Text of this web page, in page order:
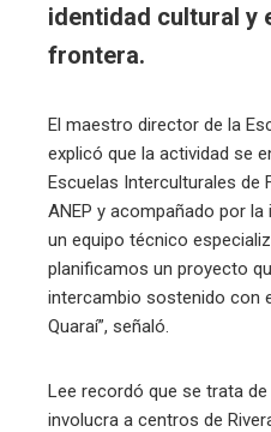
identidad cultural y
frontera.
El maestro director de la
explicó que la actividad se
Escuelas Interculturales de
ANEP y acompañado por
un equipo técnico
planificamos un proyecto
intercambio sostenido con
Quaraí”, señaló.
Lee recordó que se trata
involucra a centros de